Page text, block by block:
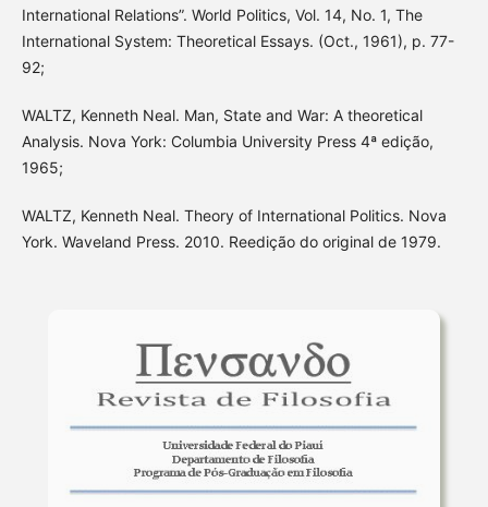
International Relations”. World Politics, Vol. 14, No. 1, The
International System: Theoretical Essays. (Oct., 1961), p. 77-
92;
WALTZ, Kenneth Neal. Man, State and War: A theoretical
Analysis. Nova York: Columbia University Press 4ª edição,
1965;
WALTZ, Kenneth Neal. Theory of International Politics. Nova
York. Waveland Press. 2010. Reedição do original de 1979.